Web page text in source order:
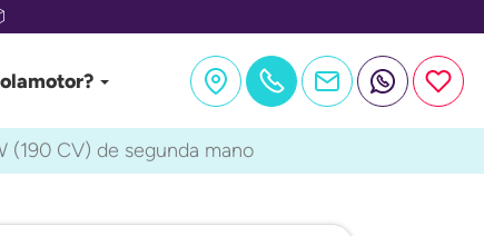
(190 CV) de segunda mano